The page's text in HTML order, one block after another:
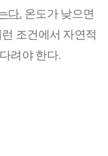
다. 온도가 낮으면
조건에서 자연적
려야 한다.